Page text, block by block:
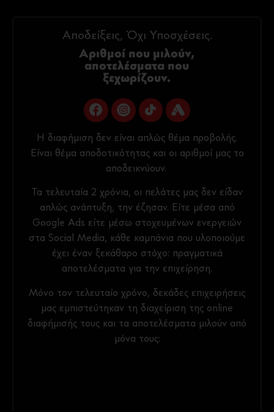
Αποδείξεις, Όχι Υποσχέσεις.
Αριθμοί που μιλούν,
αποτελέσματα που
ξεχωρίζουν.
Η διαφήμιση δεν είναι απλώς θέμα προβολής.
Είναι θέμα αποδοτικότητας και οι αριθμοί μας το
αποδεικνύουν.
Τα τελευταία 2 χρόνια, οι πελάτες μας δεν είδαν
απλώς ανάπτυξη, την έζησαν. Είτε μέσα από
Google Ads είτε μέσω στοχευμένων ενεργειών
στα Social Media, κάθε καμπάνια που υλοποιούμε
έχει έναν ξεκάθαρο στόχο: πραγματικά
αποτελέσματα για την επιχείρηση.
Μόνο τον τελευταίο χρόνο, δεκάδες επιχειρήσεις
μας εμπιστεύτηκαν τη διαχείριση της online
διαφήμισής τους και τα αποτελέσματα μιλούν από
μόνα τους: